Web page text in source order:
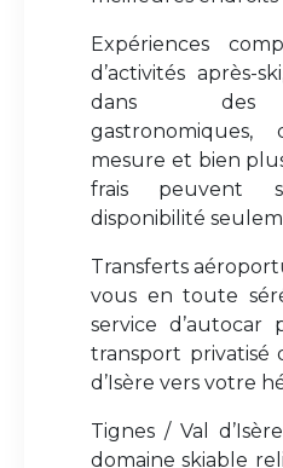
Expériences
d’activités après-
dans des
gastronomiques,
mesure et bien
frais peuvent
disponibilité
Transferts
vous en toute
service d’autocar
transport privatisé
d’Isère vers votre
Tignes / Val
domaine skiable